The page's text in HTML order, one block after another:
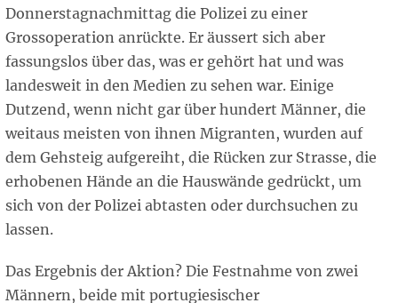
Donnerstagnachmittag die Polizei zu einer
Grossoperation anrückte. Er äussert sich aber
fassungslos über das, was er gehört hat und was
landesweit in den Medien zu sehen war. Einige
Dutzend, wenn nicht gar über hundert Männer, die
weitaus meisten von ihnen Migranten, wurden auf
dem Gehsteig aufgereiht, die Rücken zur Strasse, die
erhobenen Hände an die Hauswände gedrückt, um
sich von der Polizei abtasten oder durchsuchen zu
lassen.
Das Ergebnis der Aktion? Die Festnahme von zwei
Männern, beide mit portugiesischer